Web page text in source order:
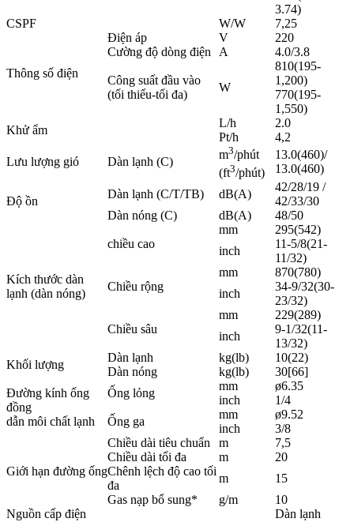
3.74)
CSPF
W/W 7,25
Thông số điện
Điện áp V
220
Cường độ dòng điện
A 4.0/3.8
Công suất đầu vào
(tối thiểu-tối đa)
W
810(195-
1,200)
770(195-
1,550)
Khử ẩm
L/h
2.0
Pt/h
4,2
Lưu lượng gió
Dàn lạnh (C)
m3/phút
(ft3/phút)
13.0(460)/
13.0(460)
Độ ồn
Dàn lạnh (C/T/TB) dB(A)
42/28/19 /
42/33/30
Dàn nóng (C)
dB(A) 48/50
Kích thước dàn
lạnh (dàn nóng)
chiều cao
mm
295(542)
inch
11-5/8(21-
11/32)
Chiều rộng
mm
870(780)
inch
34-9/32(30-
23/32)
Chiều sâu
mm
229(289)
inch
9-1/32(11-
13/32)
Khối lượng
Dàn lạnh kg(lb)
10(22)
Dàn nóng
kg(lb)
30[66]
Đường kính ống
đồng
dẫn môi chất lạnh
Ống lỏng
mm
ø6.35
inch
1/4
Ống ga
mm
ø9.52
inch
3/8
Giới hạn đường ống
Chiều dài tiêu chuẩn m
7,5
Chiều dài tối đa
m
20
Chênh lệch độ cao tối
đa
m
15
Gas nạp bổ sung*
g/m
10
Nguồn cấp điện
Dàn lạnh